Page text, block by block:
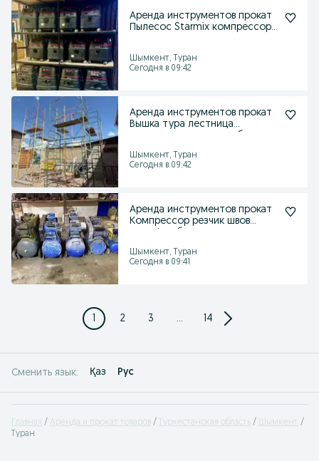
Аренда инструментов прокат
Пылесос Starmix компрессор
Шымкент, Туран
Сегодня в 09:42
Аренда инструментов прокат
Вышка тура лестница
Шымкент, Туран
Сегодня в 09:42
Аренда инструментов прокат
Компрессор резчик швов
Шымкент, Туран
Сегодня в 09:41
1 2 3 ... 14
Сменить язык: Қаз Рус
Главная Аренда и прокат товаров Туркестанская область
Шымкент
Туран